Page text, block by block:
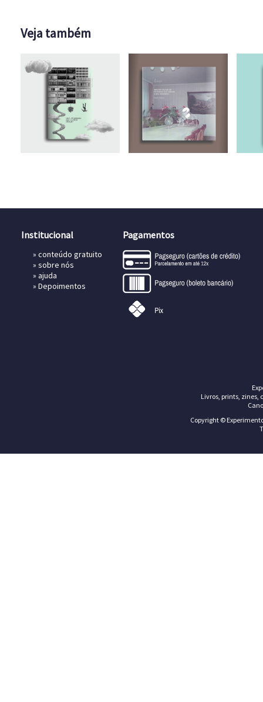
Veja também
Institucional
» conteúdo gratuito
» sobre nós
» ajuda
» Depoimentos
Pagamentos
Livros, prints, zines,
Copyright ©